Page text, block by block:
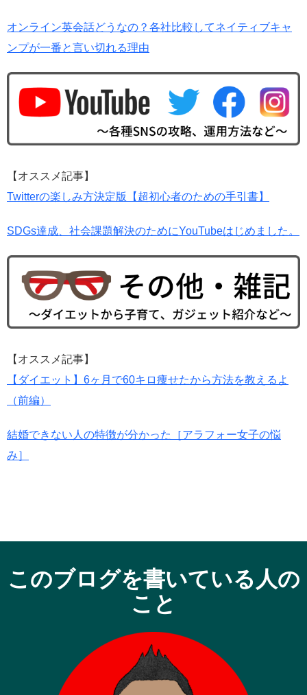
オンライン英会話どうなの？各社比較してネイティブキャ
ンプが一番と言い切れる理由
【オススメ記事】
Twitterの楽しみ方決定版【超初心者のための手引書】
SDGs達成、社会課題解決のためにYouTubeはじめました。
【オススメ記事】
【ダイエット】6ヶ月で60キロ痩せたから方法を教えるよ
（前編）
結婚できない人の特徴が分かった［アラフォー女子の悩
み］
このブログを書いている人の
こと